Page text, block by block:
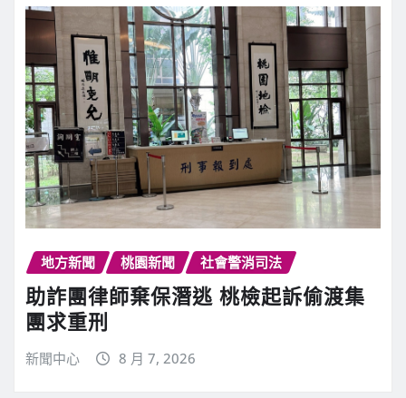
地方新聞 桃園新聞 社會警消司法
助詐團律師棄保潛逃 桃檢起訴偷渡集
團求重刑
新聞中心 8 月 7, 2026